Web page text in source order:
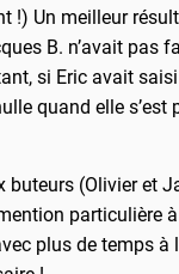
!) Un meilleur
B. n’avait pas
si Eric avait
quand elle s’est
buteurs (Olivier et
particulière
plus de temps à